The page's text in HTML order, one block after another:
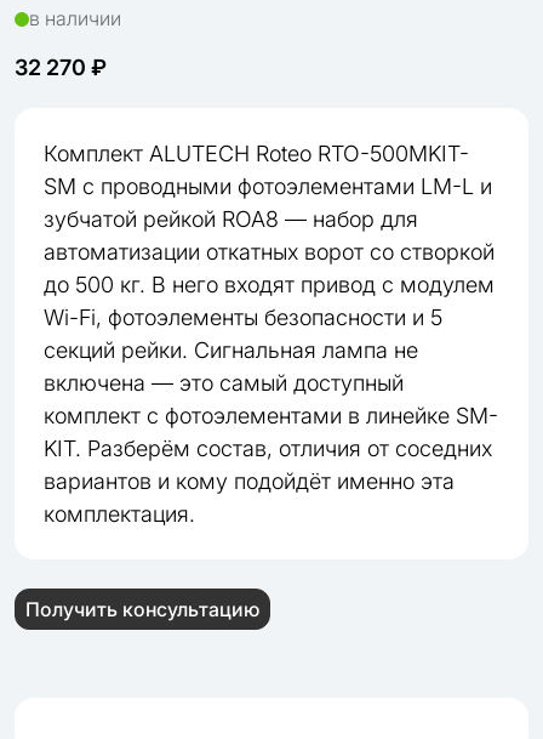
в наличии
32 270 ₽
Комплект ALUTECH Roteo RTO-500MKIT-
SM с проводными фотоэлементами LM-L и
зубчатой рейкой ROA8 — набор для
автоматизации откатных ворот со створкой
до 500 кг. В него входят привод с модулем
Wi-Fi, фотоэлементы безопасности и 5
секций рейки. Сигнальная лампа не
включена — это самый доступный
комплект с фотоэлементами в линейке SM-
KIT. Разберём состав, отличия от соседних
вариантов и кому подойдёт именно эта
комплектация.
Получить консультацию